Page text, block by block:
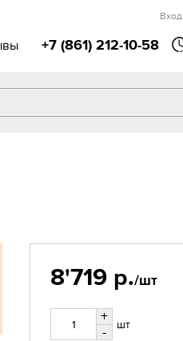
+7 (861) 212-10-58
Вход
8'719 р./шт
+
-
шт